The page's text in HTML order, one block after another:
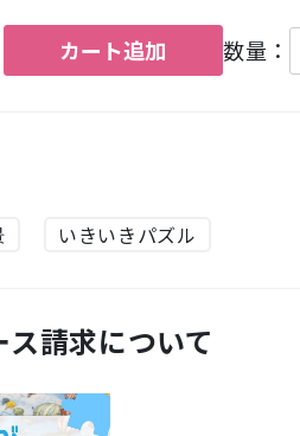
カート追加 数量：
いきいきパズル
請求について